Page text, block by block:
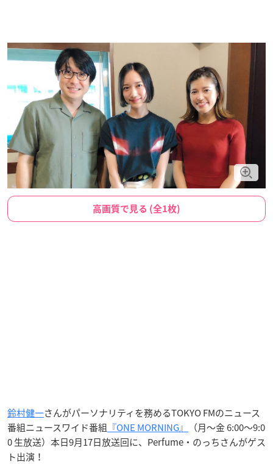
高画質で見る (全1枚)
鈴村健一さんがパーソナリティを務めるTOKYO FMのニュース
番組ニュースワイド番組 『ONE MORNING』
（月～金 6:00～9:0
0 生放送）本日9月17日放送回に、Perfume・のっちさんがゲス
ト出演！